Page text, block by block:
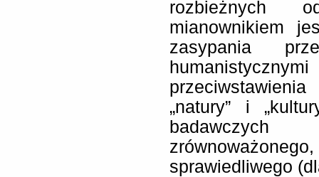
rozbieżnych
mianownikiem
zasypania
„natury” i
badawczych
sprawiedliwego